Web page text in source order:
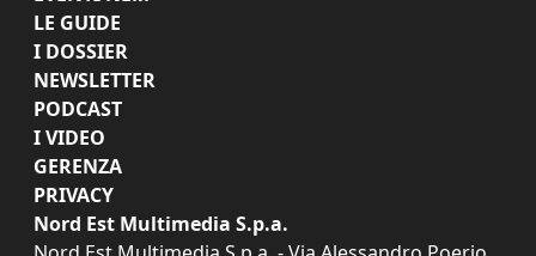
LE GUIDE
I DOSSIER
NEWSLETTER
PODCAST
I VIDEO
GERENZA
PRIVACY
Nord Est Multimedia S.p.a.